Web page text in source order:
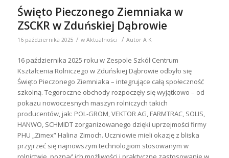
Święto Pieczonego Ziemniaka w
ZSCKR w Zduńskiej Dąbrowie
16 października 2025 / w Aktualności / Autor A K
16 października 2025 roku w Zespole Szkół Centrum
Kształcenia Rolniczego w Zduńskiej Dąbrowie odbyło się
Święto Pieczonego Ziemniaka – integrujące całą społeczność
szkolną. Tegoroczne obchody rozpoczęły się wyjątkowo – od
pokazu nowoczesnych maszyn rolniczych takich
producentów, jak: POL-GROM, VEKTOR AG, FARMTRAC, SOLIS,
HANWO, SCHMIDT zorganizowanego dzięki uprzejmości firmy
PHU „Zimex” Halina Zimoch. Uczniowie mieli okazję z bliska
przyjrzeć się najnowszym technologiom stosowanym w